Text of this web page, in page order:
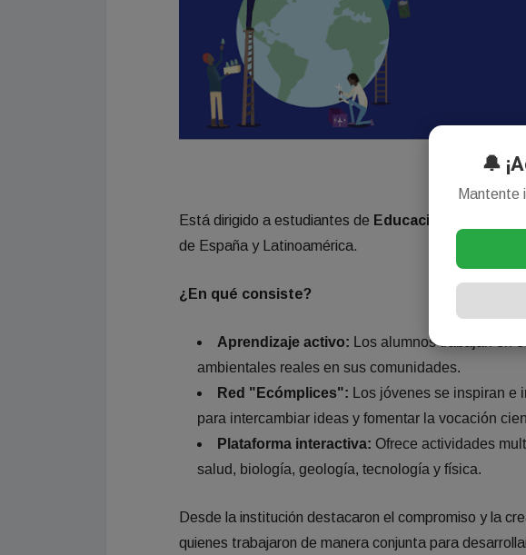
Está dirigido a estudiantes de Educación
de España y Latinoamérica.
¿En qué consiste?
Aprendizaje activo: Los alumnos trabajan en
ambientales reales en sus comunidades.
Red "Ecómplices": Los jóvenes se inspiran e
para intercambiar ideas y fomentar la vocación
Plataforma interactiva: Ofrece actividades
salud, biología, geología, tecnología y física.
Desde la institución destacaron el compromiso y la
quienes trabajaron de manera conjunta para
🔔
Mantente